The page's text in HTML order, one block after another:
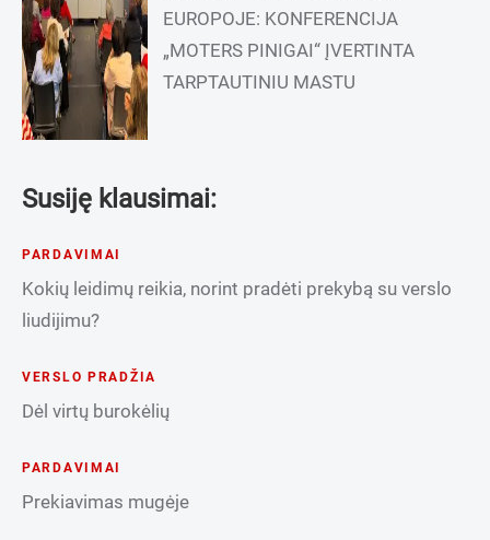
EUROPOJE: KONFERENCIJA
„MOTERS PINIGAI“ ĮVERTINTA
TARPTAUTINIU MASTU
Susiję klausimai:
PARDAVIMAI
Kokių leidimų reikia, norint pradėti prekybą su verslo
liudijimu?
VERSLO PRADŽIA
Dėl virtų burokėlių
PARDAVIMAI
Prekiavimas mugėje